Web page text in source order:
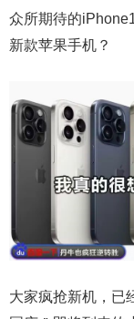
众所期待的
新款苹果手机？
大家疯抢新机，已